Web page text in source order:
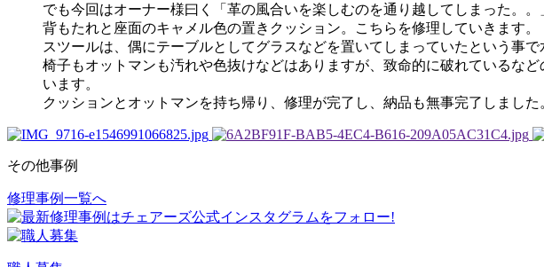
でも今回はオーナー様曰く「革の風合いを楽しむのを通り越してしまった。。
背もたれと座面のキャメル色の置きクッション。こちらを修理していきます。
スツールは、偶にテーブルとしてグラスなどを置いてしまっていたという事で
椅子もオットマンも汚れや色抜けなどはありますが、致命的に破れているな
います。
クッションとオットマンを持ち帰り、修理が完了し、納品も無事完了しまし
その他事例
投
稿
ナ
修理事例一覧へ